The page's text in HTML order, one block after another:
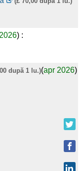
) :
după 1 lu.)(apr 2026)